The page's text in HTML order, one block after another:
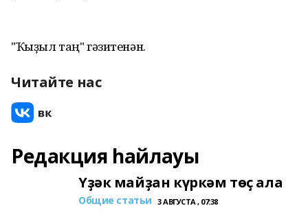
"Ҡыҙыл таң" гәзитенән.
Читайте нас
Редакция һайлауы
Үҙәк майҙан күркәм төҫ ала
Общие статьи 3 АВГУСТА , 07:38